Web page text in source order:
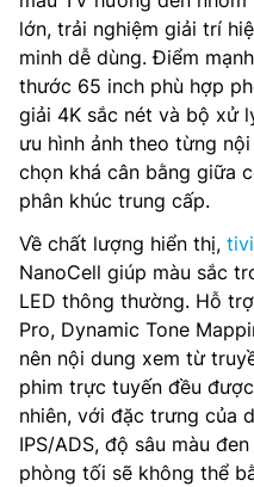
lớn, trải nghiệm giải trí
minh dễ dùng. Điểm
thước 65 inch phù hợp
giải 4K sắc nét và bộ xử
ưu hình ảnh theo từng
chọn khá cân bằng giữa
phân khúc trung cấp.
Về chất lượng hiển thị, tivi
NanoCell giúp màu sắc
LED thông thường. Hỗ
Pro, Dynamic Tone
nên nội dung xem từ
phim trực tuyến đều
nhiên, với đặc trưng của
IPS/ADS, độ sâu màu
phòng tối sẽ không thể